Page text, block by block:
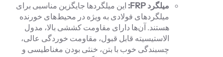
میلگرد FRP
: این میلگردها جایگزین مناسبی برای
میلگردهای فولادی به ویژه در محیط‌های خورنده
هستند. آن‌ها دارای مقاومت کششی بالا، مدول
الاستیسیته قابل قبول، مقاومت خوردگی عالی،
چسبندگی خوب با بتن، خنثی بودن مغناطیسی و